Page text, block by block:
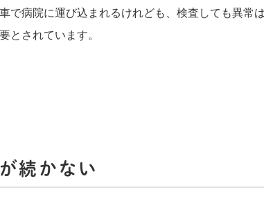
で病院に運び込まれるけれども、検査しても異
とされています。
続かない